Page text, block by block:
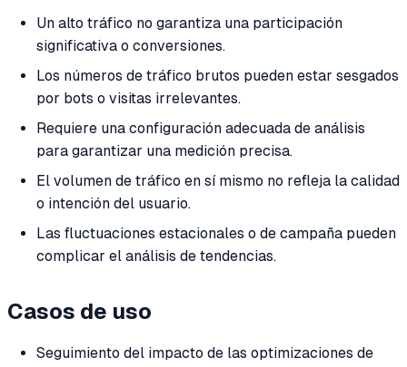
Un alto tráfico no garantiza una participación
significativa o conversiones.
Los números de tráfico brutos pueden estar sesgados
por bots o visitas irrelevantes.
Requiere una configuración adecuada de análisis
para garantizar una medición precisa.
El volumen de tráfico en sí mismo no refleja la calidad
o intención del usuario.
Las fluctuaciones estacionales o de campaña pueden
complicar el análisis de tendencias.
Casos de uso
Seguimiento del impacto de las optimizaciones de